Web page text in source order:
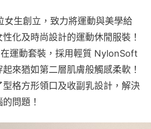
女生創立，致力將運動與美學給
化及時尚設計的運動休閒服裝！
運動套裝，採用輕質 NylonSoft
來猶如第二層肌膚般觸感柔軟！
格方形領口及收副乳設計，解決
問題！